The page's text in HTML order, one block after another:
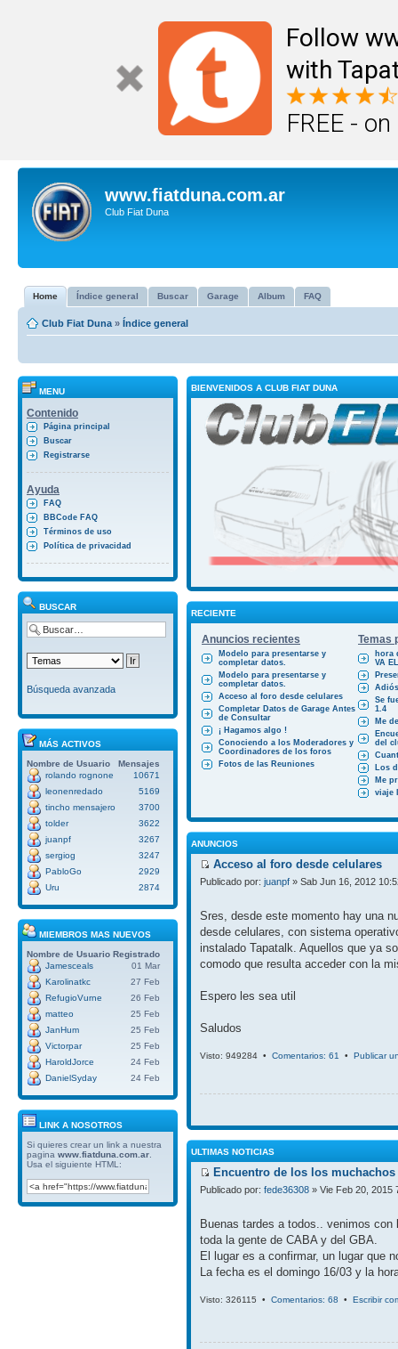
Follow
with
FREE -
www.fiatduna.com.ar
Club Fiat Duna
Home Índice general Buscar Garage Album FAQ
Club Fiat Duna » Índice general
MENU
Contenido
Página principal
Buscar
Registrarse
Ayuda
FAQ
BBCode FAQ
Términos de uso
Política de privacidad
BUSCAR
Búsqueda avanzada
MÁS ACTIVOS
Nombre de Usuario
Mensajes
rolando rognone
10671
leonenredado
5169
tincho mensajero
3700
tolder
3622
juanpf
3267
sergiog
3247
PabloGo
2929
Uru
2874
MIEMBROS MAS NUEVOS
Nombre de Usuario Registrado
Jamesceals
01 Mar
Karolinatkc
27 Feb
RefugioVurne
26 Feb
matteo
25 Feb
JanHum
25 Feb
Victorpar
25 Feb
HaroldJorce
24 Feb
DanielSyday
24 Feb
LINK A NOSOTROS
Si quieres crear un link a nuestra
pagina www.fiatduna.com.ar
Usa el siguiente HTML:
BIENVENIDOS A CLUB FIAT DUNA
RECIENTE
Anuncios recientes Temas
Modelo para presentarse y
completar datos.
Modelo para presentarse y
completar datos.
Acceso al foro desde celulares
Completar Datos de Garage Antes
de Consultar
¡ Hagamos algo !
Conociendo a los Moderadores y
Coordinadores de los foros
Fotos de las Reuniones
hora
VA
Se
1.4
Me
del
Los
Me
viaje
ANUNCIOS
Acceso al foro desde celulares
Publicado por: juanpf » Sab Jun 16, 2012
Sres, desde este momento hay una
desde celulares, con sistema
instalado Tapatalk. Aquellos que ya
comodo que resulta acceder con la
Espero les sea util
Saludos
Visto: 949284 • Comentarios: 61 • Publicar
ULTIMAS NOTICIAS
Encuentro de los los
Publicado por: fede36308 » Vie Feb 20, 2015
Buenas tardes a todos.. venimos
toda la gente de CABA y del GBA.
El lugar es a confirmar, un lugar que
La fecha es el domingo 16/03 y la
Visto: 326115 • Comentarios: 68 • Escribir